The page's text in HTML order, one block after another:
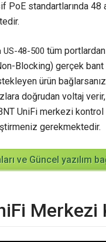
PoE standartlarında 48
US-48-500 tüm
Blocking) gerçek bant
ürün bağlarsanız
doğrudan voltaj
UniFi merkezi kontrol
gerekmektedir.
ve Güncel yazılım